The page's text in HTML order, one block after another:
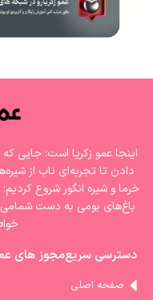
اینجا عمو زکریا است؛
دادن تا تجربه‌ای ناب از
خرما و شیره انگور شروع
باغ‌های بومی به دست
دسترسی سریعمجوز های
صفحه اصلی